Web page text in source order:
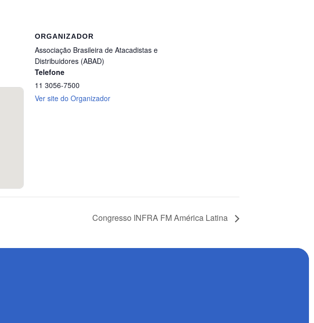
ORGANIZADOR
Associação Brasileira de Atacadistas e
Distribuidores (ABAD)
Telefone
11 3056-7500
Ver site do Organizador
Congresso INFRA FM América Latina